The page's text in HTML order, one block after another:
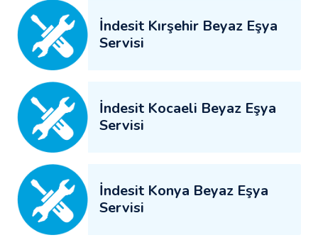
İndesit Kırşehir Beyaz Eşya
Servisi
İndesit Kocaeli Beyaz Eşya
Servisi
İndesit Konya Beyaz Eşya
Servisi